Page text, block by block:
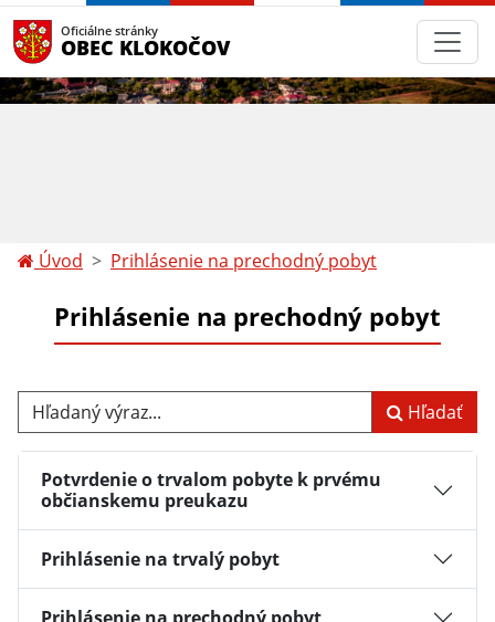
Oficiálne stránky
OBEC KLOKOČOV
Úvod Prihlásenie na prechodný pobyt
Prihlásenie na prechodný pobyt
Hľadaný výraz... Hľadať
Potvrdenie o trvalom pobyte k prvému
občianskemu preukazu
Prihlásenie na trvalý pobyt
Prihlásenie na prechodný pobyt